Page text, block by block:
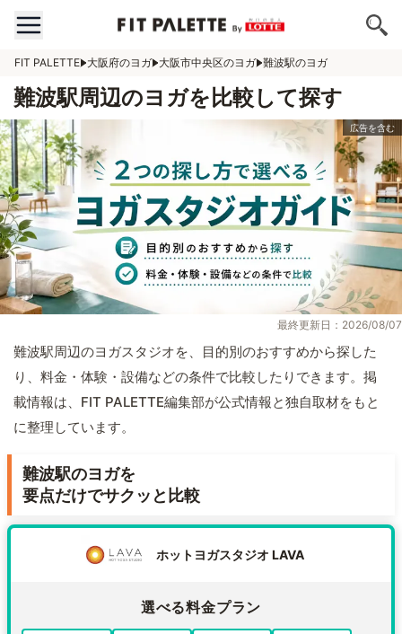
FIT PALETTE 大阪府のヨガ 大阪市中央区のヨガ 難波駅のヨガ
難波駅周辺のヨガを比較して探す
最終更新日：2026/08/07
難波駅周辺のヨガスタジオを、目的別のおすすめから探した
り、料金・体験・設備などの条件で比較したりできます。掲
載情報は、FIT PALETTE編集部が公式情報と独自取材をもと
に整理しています。
難波駅のヨガを
要点だけでサクッと比較
ホットヨガスタジオ LAVA
選べる料金プラン